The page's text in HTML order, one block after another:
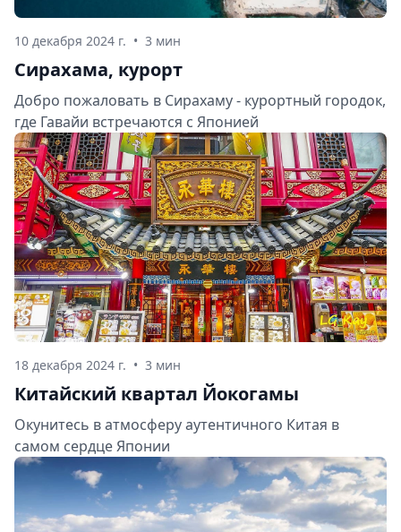
10 декабря 2024 г. • 3 мин
Сирахама, курорт
Добро пожаловать в Сирахаму - курортный городок,
где Гавайи встречаются с Японией
18 декабря 2024 г. • 3 мин
Китайский квартал Йокогамы
Окунитесь в атмосферу аутентичного Китая в
самом сердце Японии